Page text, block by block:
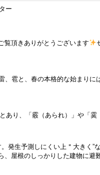
ー
覧頂きありがとうございます
、雹と、春の本格的な始まりに
あり、「霰（あられ）」や「霙
発生予測しにくい上＂大きく”
、屋根のしっかりした建物に避